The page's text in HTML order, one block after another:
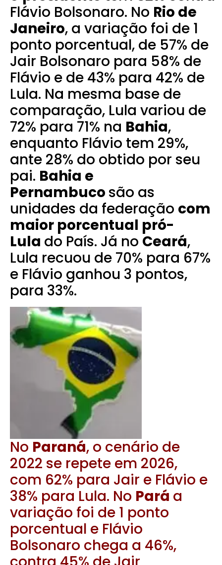
Flávio Bolsonaro. No Rio de
Janeiro, a variação foi de 1
ponto porcentual, de 57% de
Jair Bolsonaro para 58% de
Flávio e de 43% para 42% de
Lula. Na mesma base de
comparação, Lula variou de
72% para 71% na Bahia,
enquanto Flávio tem 29%,
ante 28% do obtido por seu
pai. Bahia e
Pernambuco são as
unidades da federação com
maior porcentual pró-
Lula do País. Já no Ceará,
Lula recuou de 70% para 67%
e Flávio ganhou 3 pontos,
para 33%.
No Paraná, o cenário de
2022 se repete em 2026,
com 62% para Jair e Flávio e
38% para Lula. No Pará a
variação foi de 1 ponto
porcentual e Flávio
Bolsonaro chega a 46%,